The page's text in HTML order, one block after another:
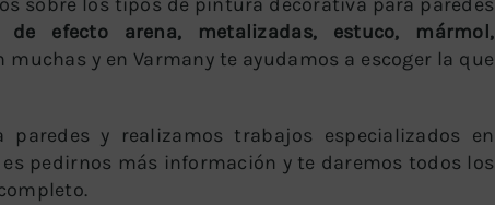
efecto arena, metalizadas, estuco, mármol,
y en Varmany te ayudamos a escoger la que
y realizamos trabajos especializados en
pedirnos más información y te daremos todos los